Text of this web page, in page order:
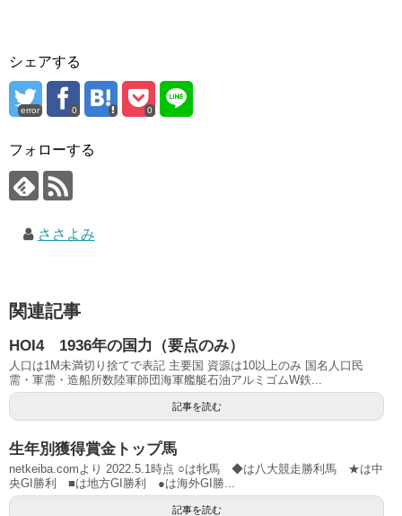
シェアする
error 0 0
フォローする
ささよみ
関連記事
HOI4 1936年の国力（要点のみ）
人口は1M未満切り捨てで表記 主要国 資源は10以上のみ 国名人口民
需・軍需・造船所数陸軍師団海軍艦艇石油アルミゴムW鉄...
記事を読む
生年別獲得賞金トップ馬
netkeiba.comより 2022.5.1時点 ○は牝馬 ◆は八大競走勝利馬 ★は中
央GI勝利 ■は地方GI勝利 ●は海外GI勝...
記事を読む